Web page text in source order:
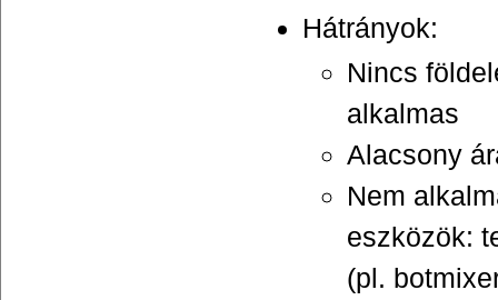
Hátrányok:
Nincs
alkalmas
Alacsony
Nem
eszközök:
(pl.